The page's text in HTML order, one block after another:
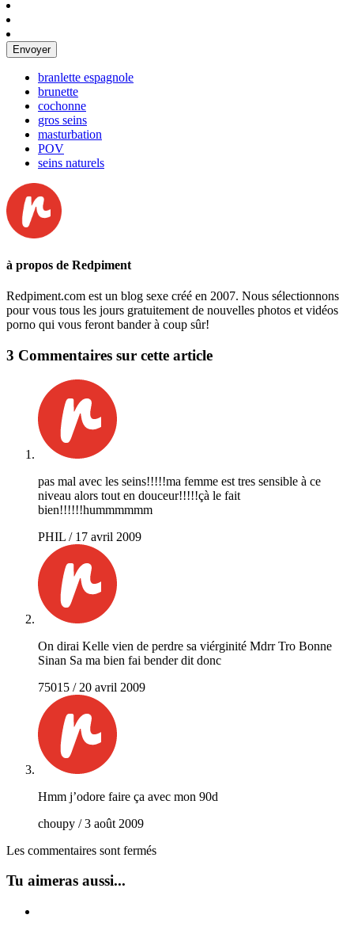
Envoyer
branlette espagnole
brunette
cochonne
gros seins
masturbation
POV
seins naturels
à propos de Redpiment
Redpiment.com est un blog sexe créé en 2007. Nous sélectionnons
pour vous tous les jours gratuitement de nouvelles photos et vidéos
porno qui vous feront bander à coup sûr!
3 Commentaires sur cette article
pas mal avec les seins!!!!!ma femme est tres sensible à ce
niveau alors tout en douceur!!!!!çà le fait
bien!!!!!!hummmmmm
PHIL / 17 avril 2009
On dirai Kelle vien de perdre sa viérginité Mdrr Tro Bonne
Sinan Sa ma bien fai bender dit donc
75015 / 20 avril 2009
Hmm j’odore faire ça avec mon 90d
choupy /3 août 2009
Les commentaires sont fermés
Tu aimeras aussi...